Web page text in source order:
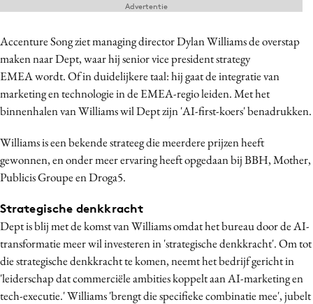
Partners
Topics
Artificial Intelligence
Bureaus
Campagnes
Contentmarketing
Craft
Customer Experience
Data & Insights
Design
Digital transformation
Diversiteit
Effectiviteit
Accenture Song ziet managing director Dylan Williams de overstap
maken naar Dept, waar hij senior vice president strategy
EMEA wordt. Of in duidelijkere taal: hij gaat de integratie van
marketing en technologie in de EMEA-regio leiden. Met het
binnenhalen van Williams wil Dept zijn 'AI-first-koers' benadrukken.
Williams is een bekende strateeg die meerdere prijzen heeft
gewonnen, en onder meer ervaring heeft opgedaan bij BBH, Mother,
Publicis Groupe en Droga5.
Strategische denkkracht
Dept is blij met de komst van Williams omdat het bureau door de AI-
transformatie meer wil investeren in 'strategische denkkracht'. Om tot
die strategische denkkracht te komen, neemt het bedrijf gericht in
'leiderschap dat commerciële ambities koppelt aan AI-marketing en
tech-executie.' Williams 'brengt die specifieke combinatie mee', jubelt
Advertentie